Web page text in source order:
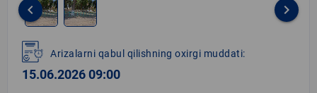
1
of
2
keyboard_arrow_left keyboard_arrow_right
Arizalarni qabul qilishning oxirgi muddati:
15.06.2026 09:00